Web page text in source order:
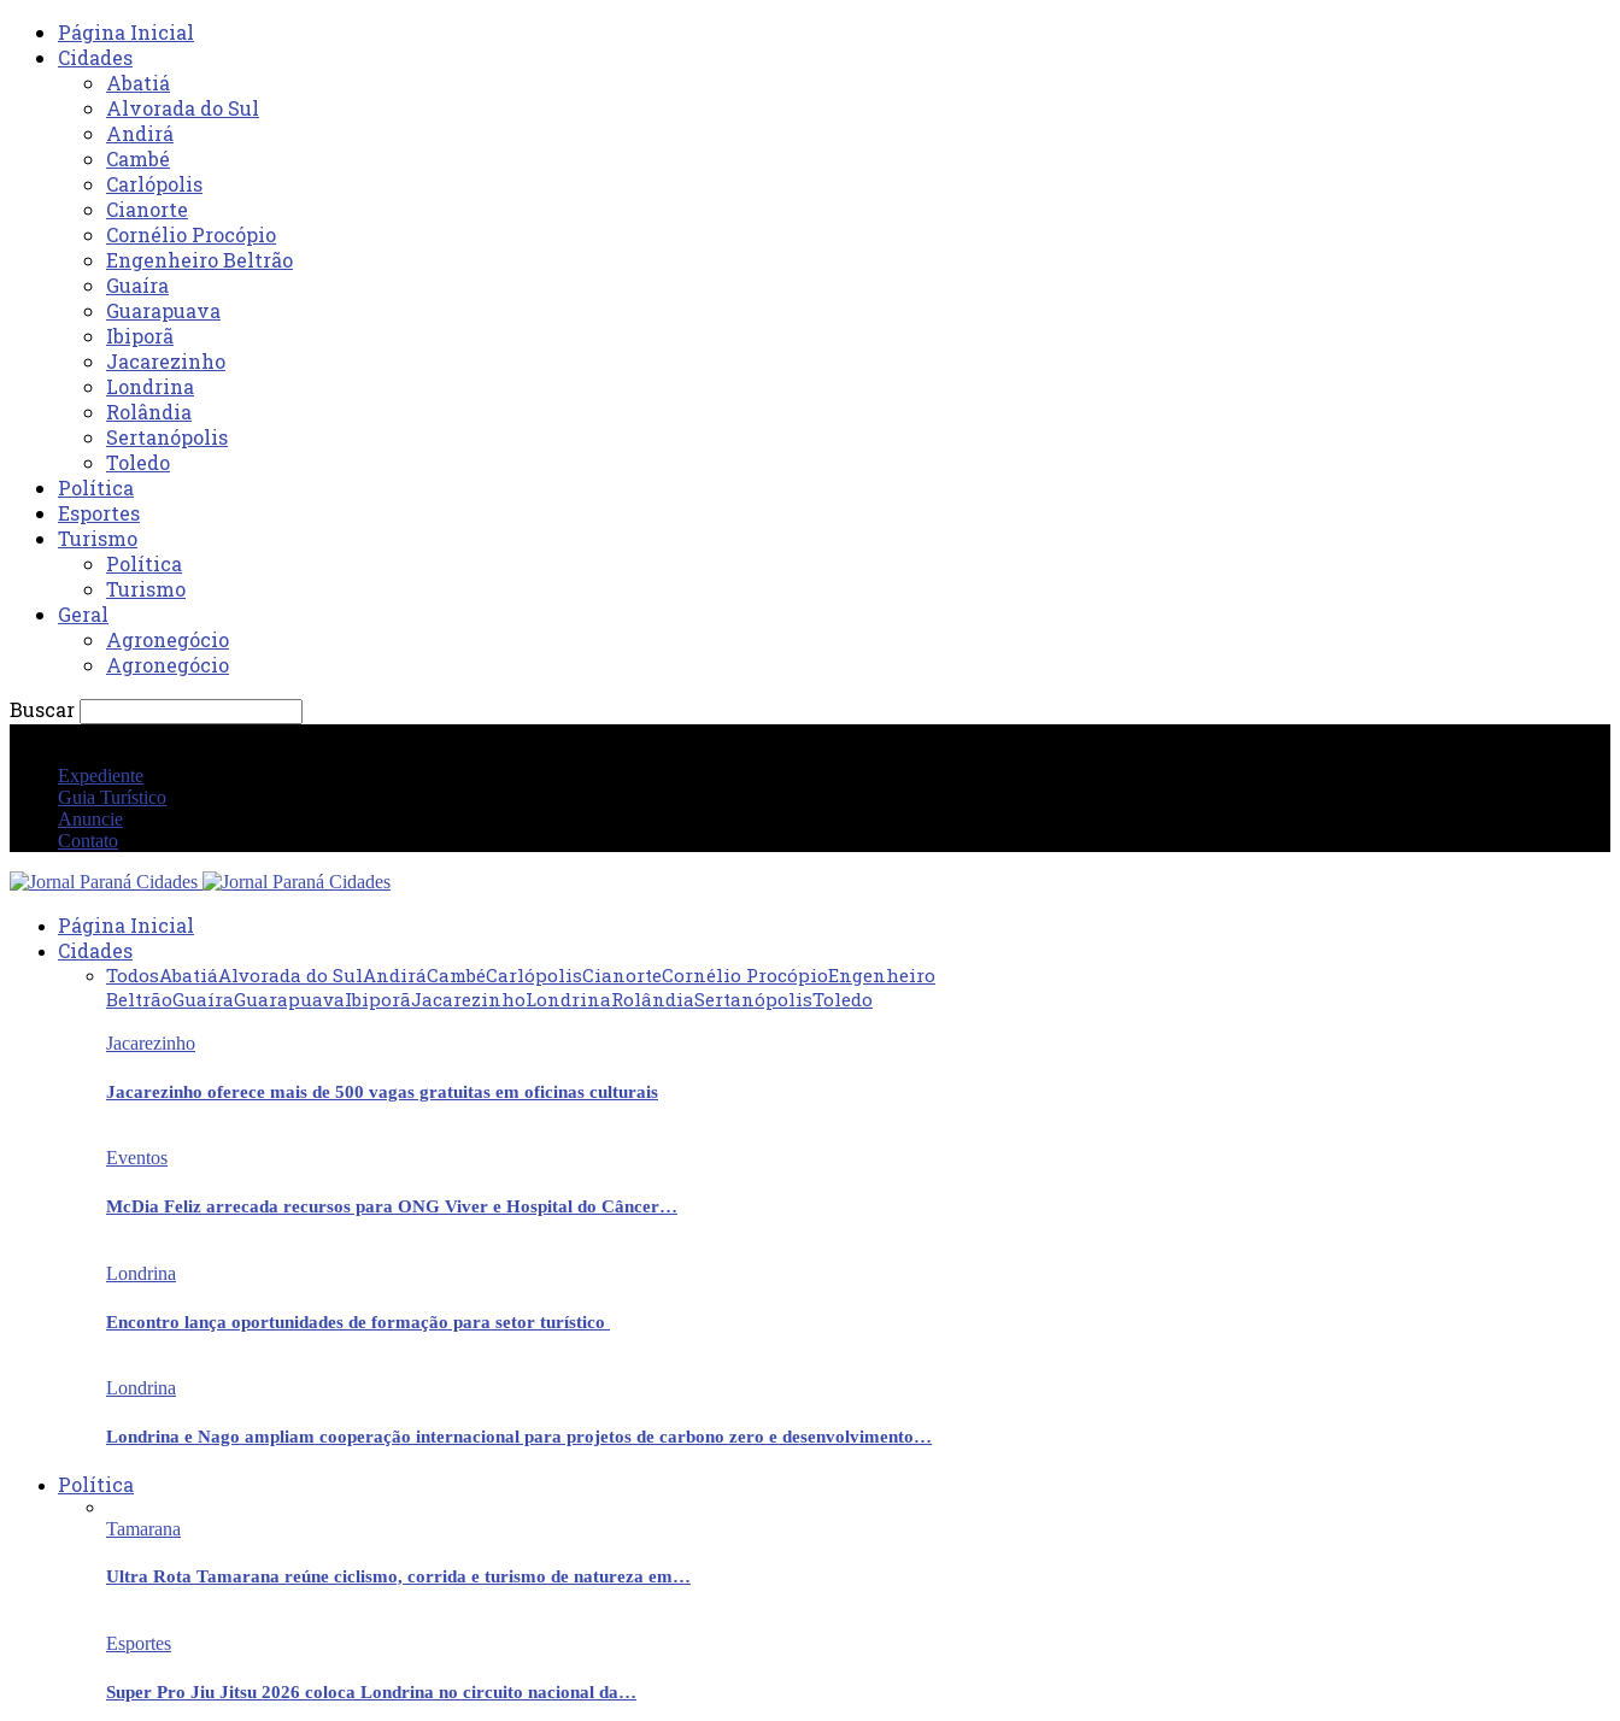
Página Inicial
Cidades
Abatiá
Alvorada do Sul
Andirá
Cambé
Carlópolis
Cianorte
Cornélio Procópio
Engenheiro Beltrão
Guaíra
Guarapuava
Ibiporã
Jacarezinho
Londrina
Rolândia
Sertanópolis
Toledo
Política
Esportes
Turismo
Política
Turismo
Geral
Agronegócio
Agronegócio
Buscar
Expediente
Guia Turístico
Anuncie
Contato
Página Inicial
Cidades
TodosAbatiáAlvorada do SulAndiráCambéCarlópolisCianorteCornélio ProcópioEngenheiro
BeltrãoGuaíraGuarapuavaIbiporãJacarezinhoLondrinaRolândiaSertanópolisToledo
Jacarezinho
Jacarezinho oferece mais de 500 vagas gratuitas em oficinas culturais
Eventos
McDia Feliz arrecada recursos para ONG Viver e Hospital do Câncer…
Londrina
Encontro lança oportunidades de formação para setor turístico
Londrina
Londrina e Nago ampliam cooperação internacional para projetos de carbono zero e desenvolvimento…
Política
Tamarana
Ultra Rota Tamarana reúne ciclismo, corrida e turismo de natureza em…
Esportes
Super Pro Jiu Jitsu 2026 coloca Londrina no circuito nacional da…